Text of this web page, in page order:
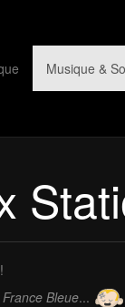
Musique &
France Bleue...